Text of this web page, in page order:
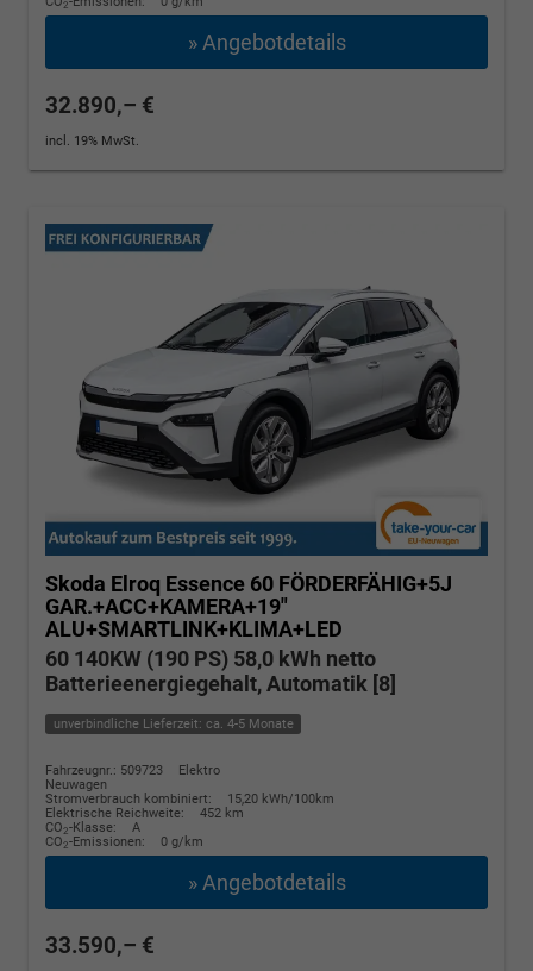
2
» Angebotdetails
32.890,– €
incl. 19% MwSt.
Skoda Elroq Essence 60 FÖRDERFÄHIG+5J
GAR.+ACC+KAMERA+19"
ALU+SMARTLINK+KLIMA+LED
60 140KW (190 PS) 58,0 kWh netto
Batterieenergiegehalt, Automatik [8]
unverbindliche Lieferzeit: ca. 4-5 Monate
Fahrzeugnr.: 509723
Elektro
Neuwagen
Stromverbrauch kombiniert:
15,20 kWh/100km
Elektrische Reichweite:
452 km
CO2-Klasse:
A
CO2-Emissionen: 0 g/km
» Angebotdetails
33.590,– €